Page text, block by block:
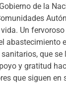
de la
Un fervoroso
abastecimiento
que se
y gratitud
que siguen en